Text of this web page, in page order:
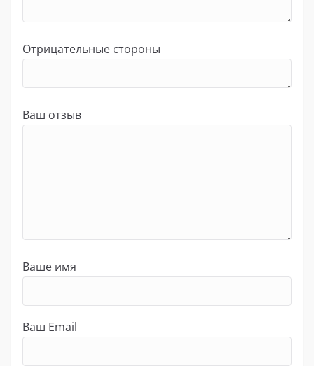
Отрицательные стороны
Ваш отзыв
Ваше имя
Ваш Email